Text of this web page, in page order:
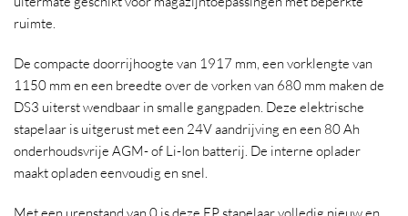
ruimte.
De compacte doorrijhoogte van 1917 mm, een vorklengte van
1150 mm en een breedte over de vorken van 680 mm maken de
DS3 uiterst wendbaar in smalle gangpaden. Deze elektrische
stapelaar is uitgerust met een 24V aandrijving en een 80 Ah
onderhoudsvrije AGM- of Li-Ion batterij. De interne oplader
maakt opladen eenvoudig en snel.
Met een urenstand van 0 is deze EP stapelaar volledig nieuw en